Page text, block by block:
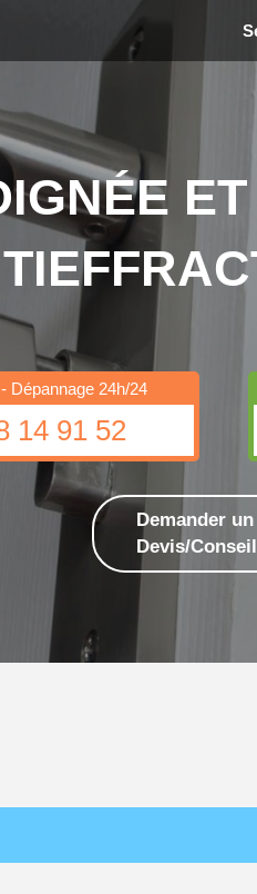
Dépannage 24h/24
14 91 52
Demander un
Devis/Conseil